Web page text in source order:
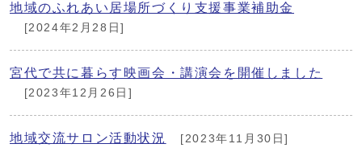
地域のふれあい居場所づくり支援事業補助金
[2024年2月28日]
宮代で共に暮らす映画会・講演会を開催しました
[2023年12月26日]
地域交流サロン活動状況 [2023年11月30日]